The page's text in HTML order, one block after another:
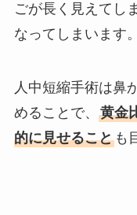
ごが長く見えてし
なってしまいます。
人中短縮手術は鼻
めることで、 黄金
的に見せることも